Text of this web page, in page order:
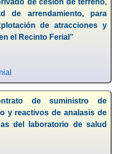
de arrendamiento, para
de atracciones y
el Recinto Ferial”
de suministro de
y reactivos de analasis de
del laboratorio de salud